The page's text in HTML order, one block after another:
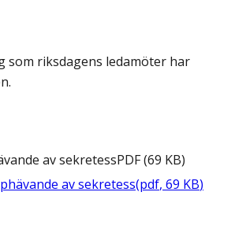
som riksdagens ledamöter har
av sekretessPDF(69 KB)
av sekretess(pdf, 69 KB)